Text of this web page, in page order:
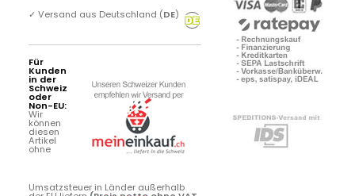
✓ Versand aus Deutschland (DE)
Für
Kunden
in der
Schweiz
oder
Non-EU:
Wir
können
diesen
Artikel
ohne
Umsatzsteuer in Länder außerhalb